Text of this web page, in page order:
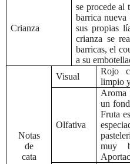
Crianza
se procede al
barrica nueva
sus propias
crianza se
barricas, el
a su
Notas
de
cata
Visual
Rojo
limpio
Olfativa
Aroma
un
Fruta
muy